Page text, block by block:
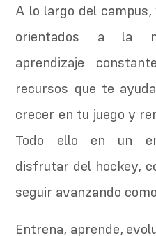
A lo largo del
orientados a la
aprendizaje
recursos que te
crecer en tu juego y
Todo ello en un
disfrutar del hockey,
seguir avanzando
Entrena, aprende,